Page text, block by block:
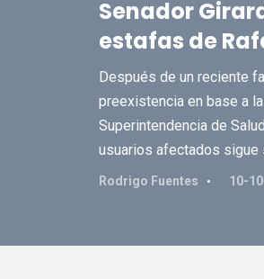
Senador
estafas de
Después de un reciente
preexistencia en base a
Superintendencia de
usuarios afectados sigue
Rodrigo Fuentes 10-